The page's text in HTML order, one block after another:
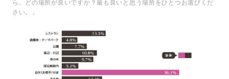
ら、どの場所が良いですか？最も良いと思う場所をひとつお選びくだ
さい。」